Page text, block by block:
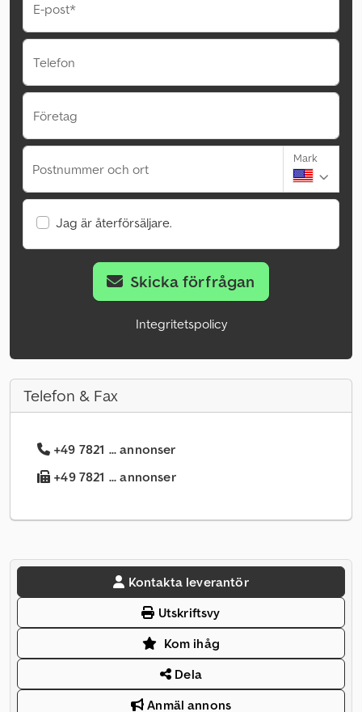
E-post*
Telefon
Företag
Postnummer och ort
Mark
Jag är återförsäljare.
Skicka förfrågan
Integritetspolicy
Telefon & Fax
+49 7821 ... annonser
+49 7821 ... annonser
Kontakta leverantör
Utskriftsvy
Kom ihåg
Dela
Anmäl annons